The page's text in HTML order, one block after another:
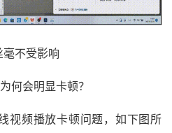
不受影响
何会明显卡顿？
视频播放卡顿问题，如下图所